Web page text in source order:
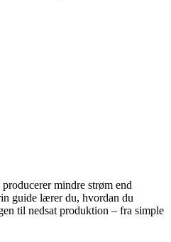
mindre strøm end
guide lærer du, hvordan du
til nedsat produktion – fra simple